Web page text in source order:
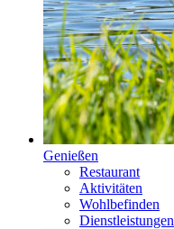
Genießen
Restaurant
Aktivitäten
Wohlbefinden
Dienstleistungen